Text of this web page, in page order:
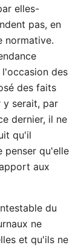
elles-
pas, en
normative.
des
des faits
y serait, par
dernier, il ne
qu'il
penser qu'elle
aux
du
ne
et qu'ils ne